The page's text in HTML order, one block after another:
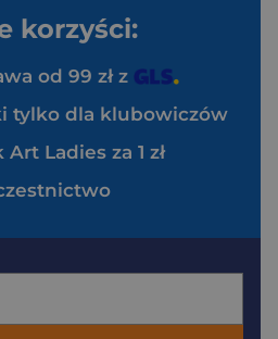
korzyści:
od 99 zł z
tylko dla klubowiczów
Ladies za 1 zł